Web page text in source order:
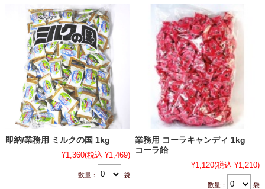
即納/業務用 ミルクの国 1kg
¥1,360(税込 ¥1,469)
数量： 袋
業務用 コーラキャンディ 1kg
コーラ飴
¥1,120(税込 ¥1,210)
数量： 袋